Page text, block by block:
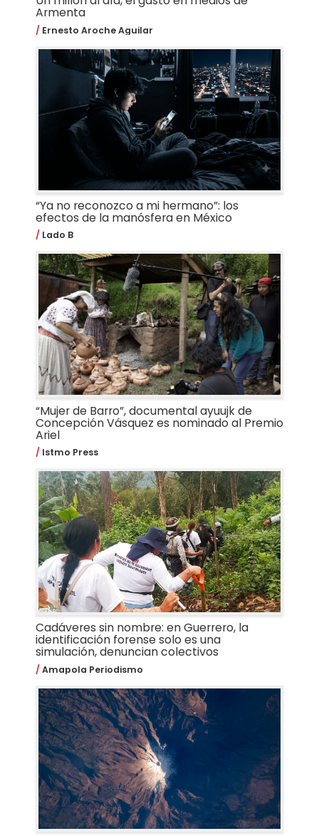
Armenta
Ernesto Aroche Aguilar
“Ya no reconozco a mi hermano”: los
efectos de la manósfera en México
Lado B
“Mujer de Barro”, documental ayuujk de
Concepción Vásquez es nominado al Premio
Ariel
Istmo Press
Cadáveres sin nombre: en Guerrero, la
identificación forense solo es una
simulación, denuncian colectivos
Amapola Periodismo